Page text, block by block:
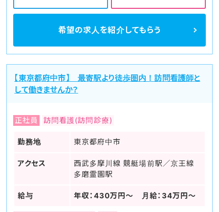
希望の求人を紹介してもらう
【東京都府中市】 最寄駅より徒歩圏内！訪問看護師と
して働きませんか？
正社員 訪問看護(訪問診療)
勤務地 東京都府中市
アクセス
西武多摩川線 競艇場前駅／京王線
多磨霊園駅
給与 年収：430万円〜 月給：34万円〜